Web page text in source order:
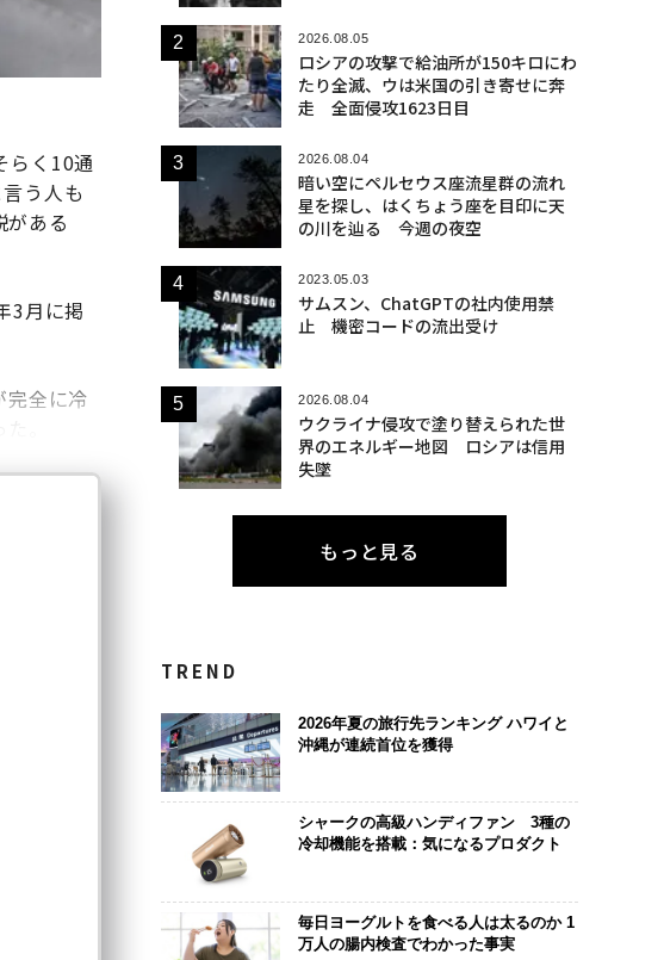
らく10通
う人も
ある
3月に掲
完全に冷
2026.08.05
ロシアの攻撃で給油所が150キロにわ
たり全滅、ウは米国の引き寄せに奔
走 全面侵攻1623日目
2026.08.04
暗い空にペルセウス座流星群の流れ
星を探し、はくちょう座を目印に天
の川を辿る 今週の夜空
2023.05.03
サムスン、ChatGPTの社内使用禁
止 機密コードの流出受け
2026.08.04
ウクライナ侵攻で塗り替えられた世
界のエネルギー地図 ロシアは信用
失墜
もっと見る
TREND
2026年夏の旅行先ランキング ハワイと
沖縄が連続首位を獲得
シャークの高級ハンディファン 3種の
冷却機能を搭載：気になるプロダクト
毎日ヨーグルトを食べる人は太るのか 1
万人の腸内検査でわかった事実